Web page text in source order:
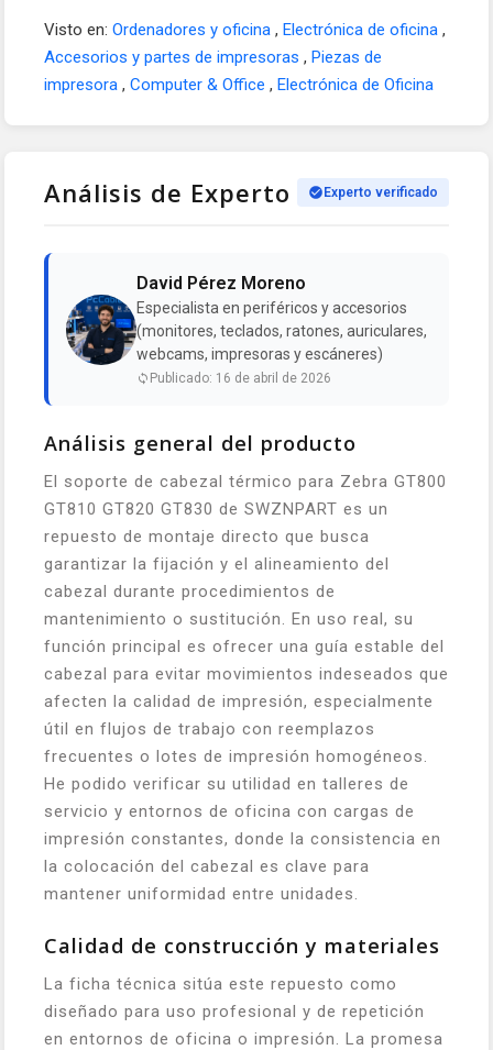
Visto en: Ordenadores y oficina , Electrónica de oficina ,
Accesorios y partes de impresoras , Piezas de
impresora , Computer & Office , Electrónica de Oficina
Análisis de Experto Experto verificado
David Pérez Moreno
Especialista en periféricos y accesorios
(monitores, teclados, ratones, auriculares,
webcams, impresoras y escáneres)
Publicado: 16 de abril de 2026
Análisis general del producto
El soporte de cabezal térmico para Zebra GT800
GT810 GT820 GT830 de SWZNPART es un
repuesto de montaje directo que busca
garantizar la fijación y el alineamiento del
cabezal durante procedimientos de
mantenimiento o sustitución. En uso real, su
función principal es ofrecer una guía estable del
cabezal para evitar movimientos indeseados que
afecten la calidad de impresión, especialmente
útil en flujos de trabajo con reemplazos
frecuentes o lotes de impresión homogéneos.
He podido verificar su utilidad en talleres de
servicio y entornos de oficina con cargas de
impresión constantes, donde la consistencia en
la colocación del cabezal es clave para
mantener uniformidad entre unidades.
Calidad de construcción y materiales
La ficha técnica sitúa este repuesto como
diseñado para uso profesional y de repetición
en entornos de oficina o impresión. La promesa